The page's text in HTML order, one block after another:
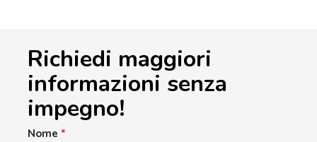
Richiedi maggiori
informazioni senza
impegno!
Nome *